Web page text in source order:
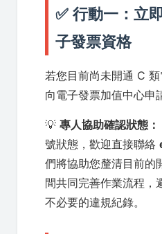
✅ 行動一：立
子發票資格
若您目前尚未開通 C
向電子發票加值中心申
💡 專人協助確認狀態：
號狀態，歡迎直接聯絡
們將協助您釐清目前的
間共同完善作業流程，
不必要的違規紀錄。